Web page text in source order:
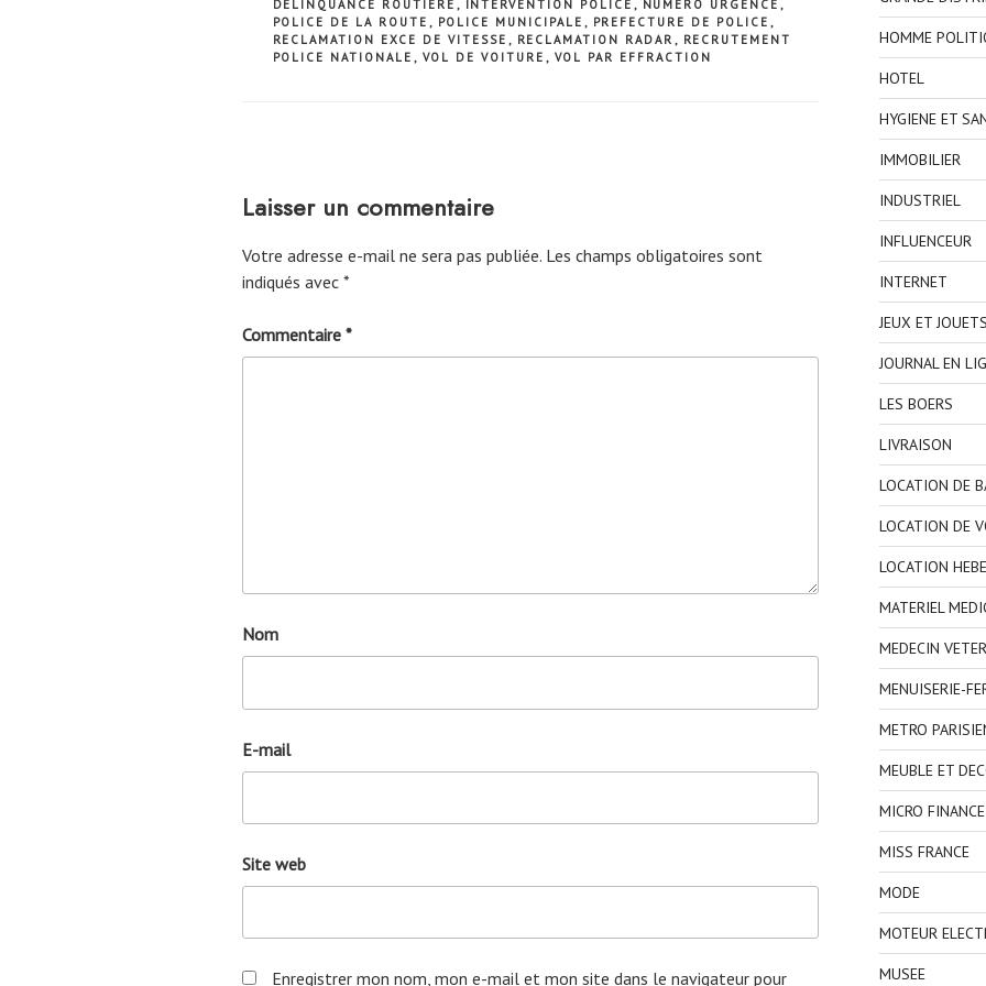
DELINQUANCE ROUTIERE , INTERVENTION POLICE , NUMERO URGENCE ,
POLICE DE LA ROUTE , POLICE MUNICIPALE , PREFECTURE DE POLICE ,
RECLAMATION EXCE DE VITESSE , RECLAMATION RADAR , RECRUTEMENT
POLICE NATIONALE , VOL DE VOITURE , VOL PAR EFFRACTION
Laisser un commentaire
Votre adresse e-mail ne sera pas publiée. Les champs obligatoires sont
indiqués avec *
Commentaire *
Nom
E-mail
Site web
Enregistrer mon nom, mon e-mail et mon site dans le navigateur pour
HOMME
HOTEL
HYGIENE ET
IMMOBILIER
INDUSTRIEL
INFLUENCEUR
INTERNET
JEUX ET JOUETS
JOURNAL EN
LES BOERS
LIVRAISON
LOCATION DE
LOCATION DE
LOCATION
MATERIEL
MEDECIN
MENUISERIE-
METRO
MEUBLE ET
MICRO FINANCE
MISS FRANCE
MODE
MOTEUR
MUSEE